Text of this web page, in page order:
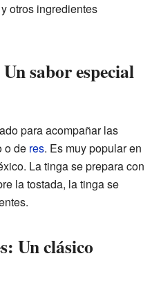
otros ingredientes
sabor especial
para acompañar las
o de res. Es muy popular en
La tinga se prepara con
la tostada, la tinga se
Un clásico